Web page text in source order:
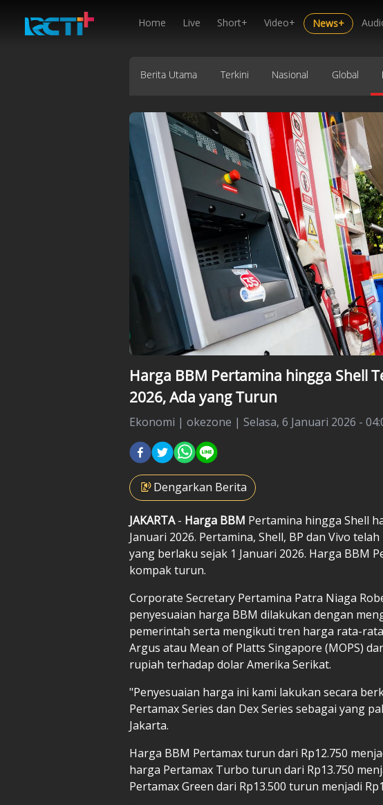
Home Live Short+ Video+ News+
Berita Utama Terkini Nasional Global
Harga BBM Pertamina hingga Shell
2026, Ada yang Turun
Ekonomi | okezone | Selasa, 6 Januari 2026 -
Dengarkan Berita
JAKARTA- Harga BBM Pertamina hingga Shell
Januari 2026. Pertamina, Shell, BP dan Vivo
yang berlaku sejak 1 Januari 2026. Harga BBM
kompak turun.
Corporate Secretary Pertamina Patra Niaga
penyesuaian harga BBM dilakukan dengan
pemerintah serta mengikuti tren harga rata-
Argus atau Mean of Platts Singapore (MOPS)
rupiah terhadap dolar Amerika Serikat.
"Penyesuaian harga ini kami lakukan secara
Pertamax Series dan Dex Series sebagai yang
Jakarta.
Harga BBM Pertamax turun dari Rp12.750
harga Pertamax Turbo turun dari Rp13.750
Pertamax Green dari Rp13.500 turun menjadi